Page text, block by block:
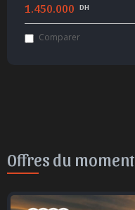
1.450.000 DH
Comparer
Offres du moment